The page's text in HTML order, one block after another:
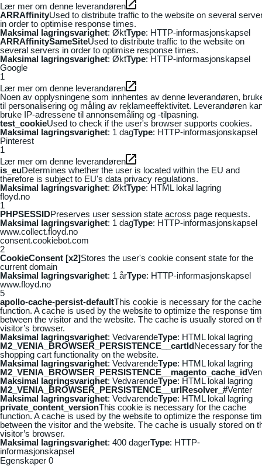
Lær mer om denne leverandøren
ARRAffinityUsed to distribute traffic to the website on several
in order to optimise response times.
Maksimal lagringsvarighet: ØktType: HTTP-informasjonskapsel
ARRAffinitySameSiteUsed to distribute traffic to the website on
several servers in order to optimise response times.
Maksimal lagringsvarighet: ØktType: HTTP-informasjonskapsel
Google
1
Lær mer om denne leverandøren
Noen av opplysningene som innhentes av denne leverandøren,
til personalisering og måling av reklameeffektivitet. Leverandøren
bruke IP-adressene til annonsemåling og -tilpasning.
test_cookieUsed to check if the user's browser supports cookies.
Maksimal lagringsvarighet: 1 dagType: HTTP-informasjonskapsel
Pinterest
1
Lær mer om denne leverandøren
is_euDetermines whether the user is located within the EU and
therefore is subject to EU's data privacy regulations.
Maksimal lagringsvarighet: ØktType: HTML lokal lagring
floyd.no
1
PHPSESSIDPreserves user session state across page requests.
Maksimal lagringsvarighet: 1 dagType: HTTP-informasjonskapsel
www.collect.floyd.no
consent.cookiebot.com
2
CookieConsent [x2]Stores the user's cookie consent state for the
current domain
Maksimal lagringsvarighet: 1 årType: HTTP-informasjonskapsel
www.floyd.no
5
apollo-cache-persist-defaultThis cookie is necessary for the cache
function. A cache is used by the website to optimize the response
between the visitor and the website. The cache is usually stored on
visitor’s browser.
Maksimal lagringsvarighet: VedvarendeType: HTML lokal lagring
M2_VENIA_BROWSER_PERSISTENCE__cartIdNecessary for the
shopping cart functionality on the website.
Maksimal lagringsvarighet: VedvarendeType: HTML lokal lagring
M2_VENIA_BROWSER_PERSISTENCE__magento_cache_id
Maksimal lagringsvarighet: VedvarendeType: HTML lokal lagring
M2_VENIA_BROWSER_PERSISTENCE__urlResolver_#Venter
Maksimal lagringsvarighet: VedvarendeType: HTML lokal lagring
private_content_versionThis cookie is necessary for the cache
function. A cache is used by the website to optimize the response
between the visitor and the website. The cache is usually stored on
visitor’s browser.
Maksimal lagringsvarighet: 400 dagerType: HTTP-
informasjonskapsel
Egenskaper 0